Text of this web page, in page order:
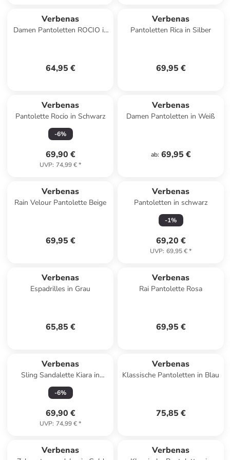
Verbenas
Damen Pantoletten ROCIO in
64,95 €
Verbenas
Pantoletten Rica in Silber
69,95 €
Verbenas
Pantolette Rocio in Schwarz
-6%
69,90 €
UVP: 74,99 €*
Verbenas
Damen Pantoletten in Weiß
ab: 69,95 €
Verbenas
Rain Velour Pantolette Beige
69,95 €
Verbenas
Pantoletten in schwarz
-1%
69,20 €
UVP: 69,95 €*
Verbenas
Espadrilles in Grau
65,85 €
Verbenas
Rai Pantolette Rosa
69,95 €
Verbenas
Sling Sandalette Kiara in
Braun
-6%
69,90 €
UVP: 74,99 €*
Verbenas
Klassische Pantoletten in Blau
75,85 €
Verbenas Verbenas